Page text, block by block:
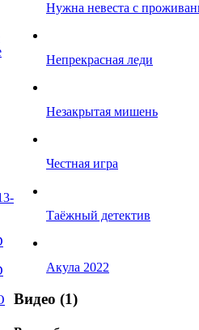
Нужна невеста с
Непрекрасная леди
Незакрытая мишень
Честная игра
Таёжный детектив
Акула 2022
Видео (1)